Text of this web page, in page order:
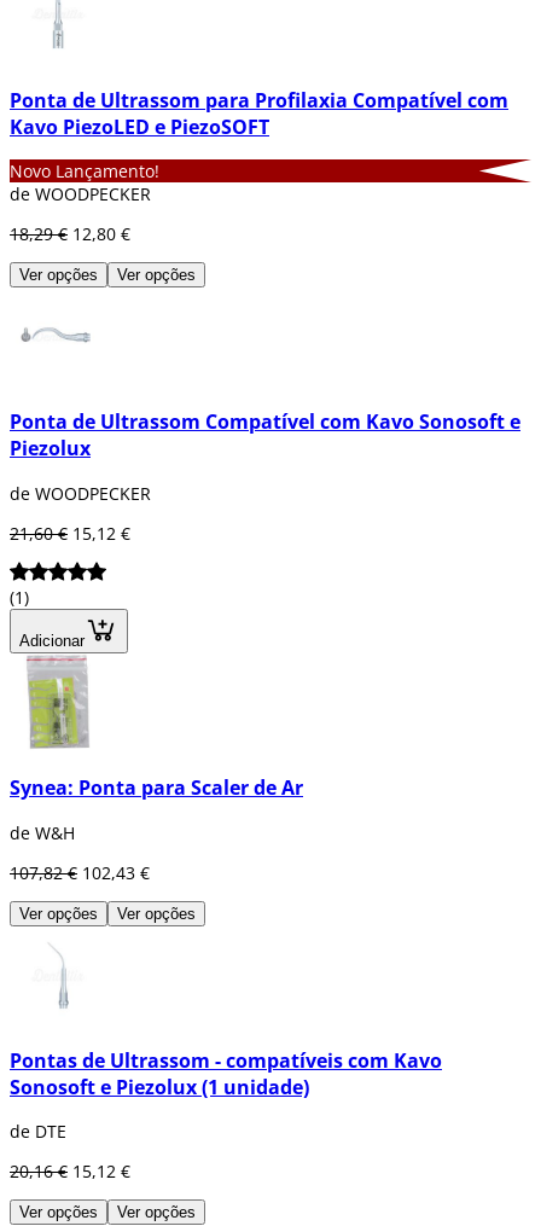
Ponta de Ultrassom para Profilaxia Compatível com
Kavo PiezoLED e PiezoSOFT
Novo Lançamento!
de WOODPECKER
18,29 € 12,80 €
Ver opções Ver opções
Ponta de Ultrassom Compatível com Kavo Sonosoft e
Piezolux
de WOODPECKER
21,60 € 15,12 €
(1)
Adicionar
Synea: Ponta para Scaler de Ar
de W&H
107,82 € 102,43 €
Ver opções Ver opções
Pontas de Ultrassom - compatíveis com Kavo
Sonosoft e Piezolux (1 unidade)
de DTE
20,16 € 15,12 €
Ver opções Ver opções